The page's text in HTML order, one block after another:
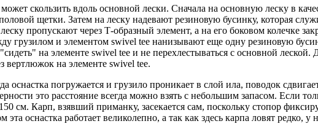
скользить вдоль основной лески. Сначала на основную леску в
щетки. Затем на леску надевают рези­новую бусинку, которая
пропускают че­рез Т-образный элемент, а на его боковом колечке
и эле­ментом swivel tee нанизывают еще одну резиновую
на элементе swivel tee и не перехлестываться с основной леской.
вертлюжок на элементе swivel tee.
оснастка погружается и грузило проникает в слой ила, поводок
это рас­стояние всегда можно взять с небольшим запасом. Если
см. Карп, взявший приманку, засека­ется сам, поскольку стопор
оснастка работает великолепно, а так как здесь карпа ловят редко,